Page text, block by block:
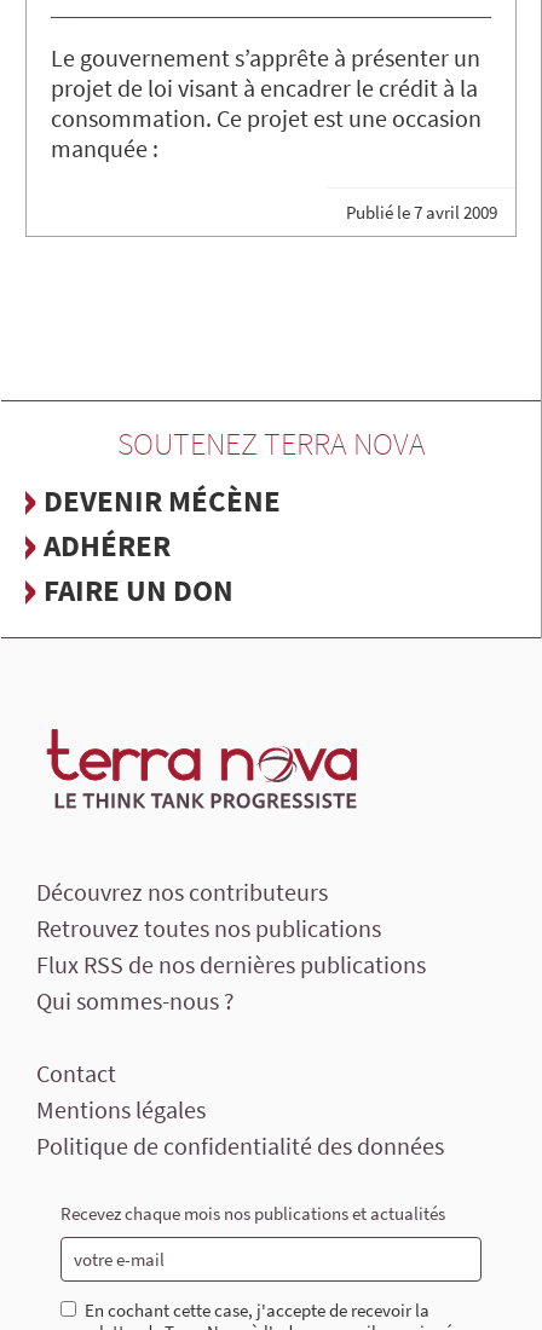
Le gouvernement s’apprête à présenter un
projet de loi visant à encadrer le crédit à la
consommation. Ce projet est une occasion
manquée :
Publié le7 avril 2009
SOUTENEZ TERRA NOVA
DEVENIR MÉCÈNE
ADHÉRER
FAIRE UN DON
Découvrez nos contributeurs
Retrouvez toutes nos publications
Flux RSS de nos dernières publications
Qui sommes-nous ?
Contact
Mentions légales
Politique de confidentialité des données
Recevez chaque mois nos publications et actualités
En cochant cette case, j'accepte de recevoir la